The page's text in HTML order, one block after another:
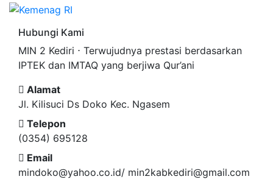
Hubungi Kami
MIN 2 Kediri ⋅ Terwujudnya prestasi berdasarkan
IPTEK dan IMTAQ yang berjiwa Qur’ani
Alamat
Jl. Kilisuci Ds Doko Kec. Ngasem
Telepon
(0354) 695128
Email
mindoko@yahoo.co.id/ min2kabkediri@gmail.com